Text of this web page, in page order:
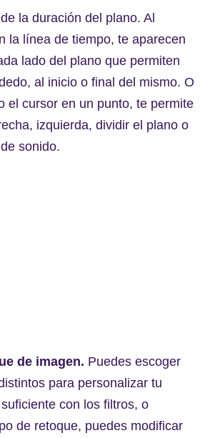
la duración del plano. Al
la línea de tiempo, te aparecen
lado del plano que permiten
al inicio o final del mismo. O
el cursor en un punto, te permite
izquierda, dividir el plano o
sonido.
de imagen. Puedes escoger
para personalizar tu
con los filtros, o
de retoque, puedes modificar